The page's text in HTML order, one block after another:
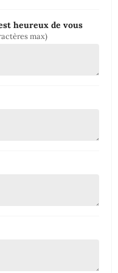
heureux de vous
max)